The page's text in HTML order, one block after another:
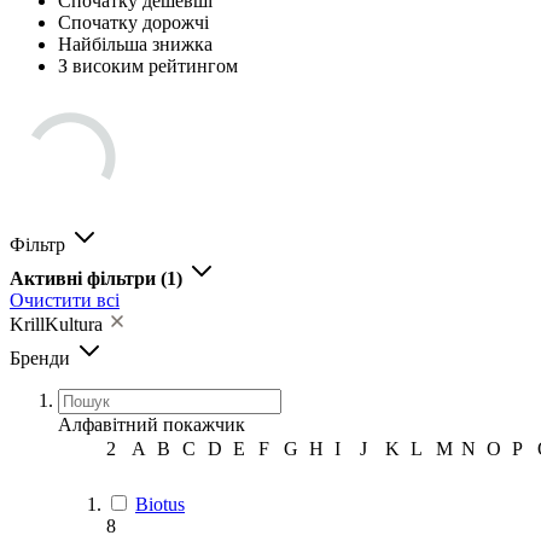
Спочатку дорожчі
Найбільша знижка
З високим рейтингом
Фільтр
Активні фільтри (1)
Очистити всі
KrillKultura
Бренди
Алфавітний покажчик
2
A B C D E F G H I J K L M N O P
Biotus
8